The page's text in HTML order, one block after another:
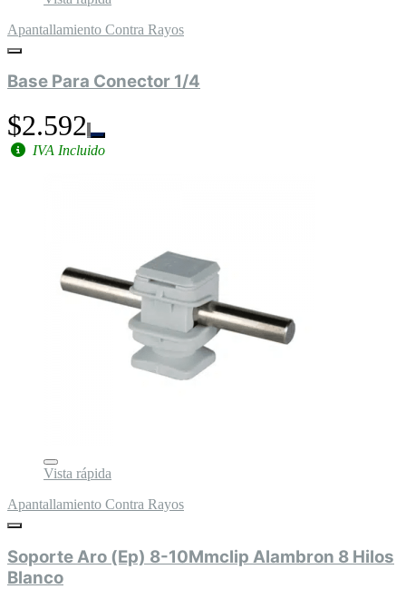
Apantallamiento Contra Rayos
Base Para Conector 1/4
$2.592
IVA Incluido
Vista rápida
Apantallamiento Contra Rayos
Soporte Aro (Ep) 8-10Mmclip Alambron 8 Hilos
Blanco